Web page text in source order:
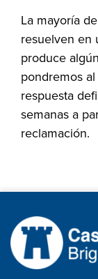
La mayoría
resuelven en
produce
pondremos
respuesta
semanas a
reclamación.